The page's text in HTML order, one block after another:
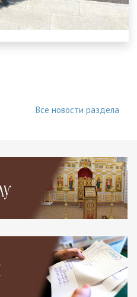
Все новости раздела